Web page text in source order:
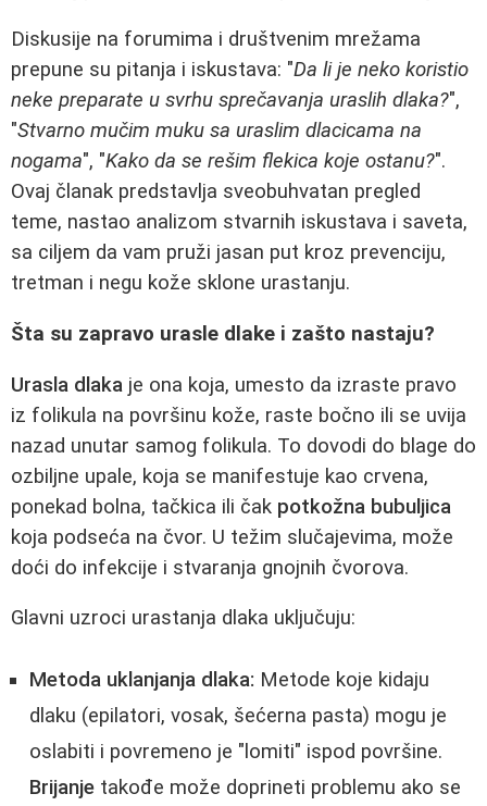
Diskusije na forumima i društvenim mrežama
prepune su pitanja i iskustava: "Da li je neko koristio
neke preparate u svrhu sprečavanja uraslih dlaka?",
"Stvarno mučim muku sa uraslim dlacicama na
nogama", "Kako da se rešim flekica koje ostanu?".
Ovaj članak predstavlja sveobuhvatan pregled
teme, nastao analizom stvarnih iskustava i saveta,
sa ciljem da vam pruži jasan put kroz prevenciju,
tretman i negu kože sklone urastanju.
Šta su zapravo urasle dlake i zašto nastaju?
Urasla dlaka je ona koja, umesto da izraste pravo
iz folikula na površinu kože, raste bočno ili se uvija
nazad unutar samog folikula. To dovodi do blage do
ozbiljne upale, koja se manifestuje kao crvena,
ponekad bolna, tačkica ili čak potkožna bubuljica
koja podseća na čvor. U težim slučajevima, može
doći do infekcije i stvaranja gnojnih čvorova.
Glavni uzroci urastanja dlaka uključuju:
Metoda uklanjanja dlaka: Metode koje kidaju
dlaku (epilatori, vosak, šećerna pasta) mogu je
oslabiti i povremeno je "lomiti" ispod površine.
Brijanje takođe može doprineti problemu ako se